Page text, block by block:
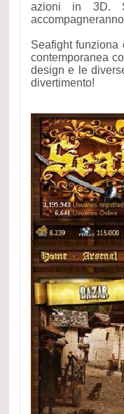
azioni in 3D.
Seafight funziona
contemporanea
design e le
divertimento!